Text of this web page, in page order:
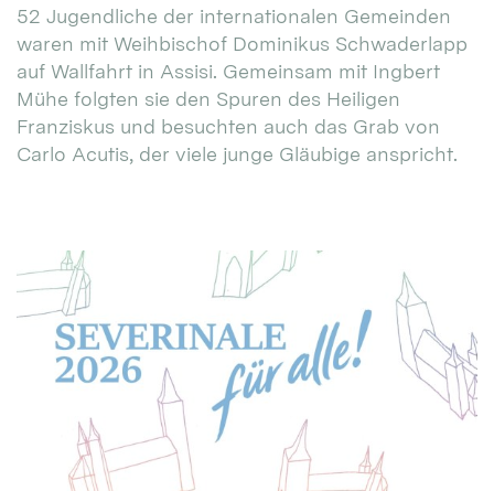
52 Jugendliche der internationalen Gemeinden
waren mit Weihbischof Dominikus Schwaderlapp
auf Wallfahrt in Assisi. Gemeinsam mit Ingbert
Mühe folgten sie den Spuren des Heiligen
Franziskus und besuchten auch das Grab von
Carlo Acutis, der viele junge Gläubige anspricht.